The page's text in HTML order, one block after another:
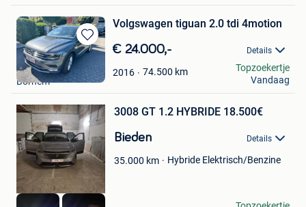
Bewaren
in
Mijn
Favorieten
Volgswagen tiguan 2.0 tdi 4motion
€ 24.000,- Details
2016 74.500 km
jan
Bornem
Topzoekertje
Vandaag
Bewaren
Mijn
Favorieten
3008 GT 1.2 HYBRIDE 18.500€
Bieden Details
35.000 km Hybride Elektrisch/Benzine
Filterpunt